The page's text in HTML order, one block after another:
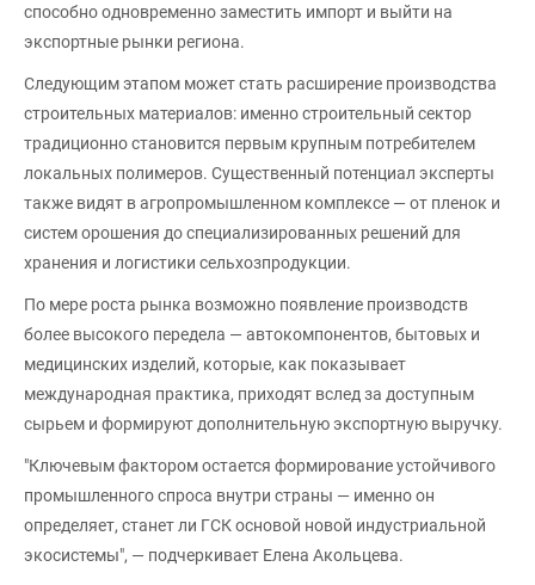
способно одновременно заместить импорт и выйти на
экспортные рынки региона.
Следующим этапом может стать расширение производства
строительных материалов: именно строительный сектор
традиционно становится первым крупным потребителем
локальных полимеров. Существенный потенциал эксперты
также видят в агропромышленном комплексе — от пленок и
систем орошения до специализированных решений для
хранения и логистики сельхозпродукции.
По мере роста рынка возможно появление производств
более высокого передела — автокомпонентов, бытовых и
медицинских изделий, которые, как показывает
международная практика, приходят вслед за доступным
сырьем и формируют дополнительную экспортную выручку.
"Ключевым фактором остается формирование устойчивого
промышленного спроса внутри страны — именно он
определяет, станет ли ГСК основой новой индустриальной
экосистемы", — подчеркивает Елена Акольцева.